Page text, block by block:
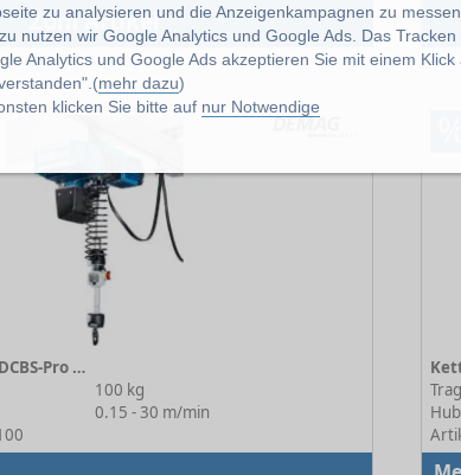
zu analysieren und die Anzeigenkampagnen zu messen.
nutzen wir Google Analytics und Google Ads. Das Tracken
Analytics und Google Ads akzeptieren Sie mit einem Klick
mehr dazu)
klicken Sie bitte auf nur Notwendige
Zum Artikel
Kettenzug / Balancer DCBS-Pro 1-100 1/1 H4.3 VS30 380-480/50
100 kg
0.15 - 30 m/min